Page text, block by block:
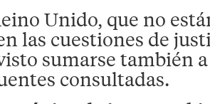
Unido, que no
las cuestiones de
sumarse también
consultadas.